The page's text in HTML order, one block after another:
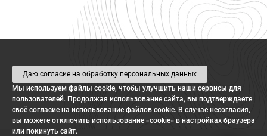
LIYU Russia в мессенджерах
Напишите — ответим на вопросы и
Даю согласие на обработку персональных данных
Мы используем файлы cookie, чтобы улучшить наши сервисы для
пользователей. Продолжая использование сайта, вы подтверждаете
своё согласие на использование файлов cookie. В случае несогласия,
вы можете отключить использование «cookie» в настройках браузера
или покинуть сайт.